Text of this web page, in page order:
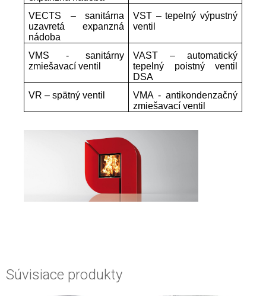
VECTS – sanitárna
uzavretá expanzná
nádoba
VST – tepelný výpustný
ventil
VMS - sanitárny
zmiešavací ventil
VAST – automatický
tepelný poistný ventil
DSA
VR – spätný ventil
VMA - antikondenzačný
zmiešavací ventil
Súvisiace produkty